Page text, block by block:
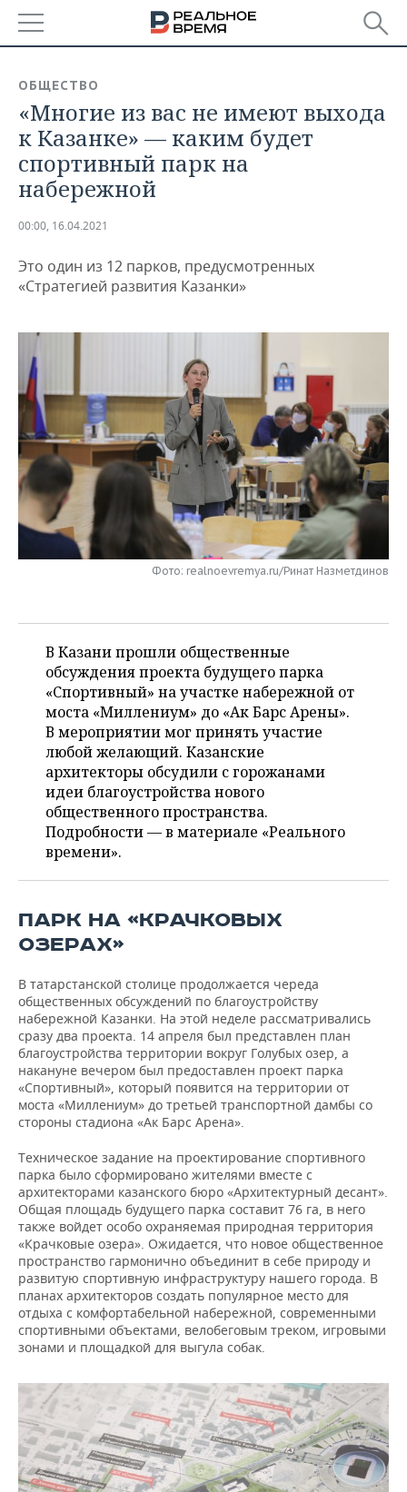
БАШКОРТОСТАН
ТАТАРСТАН
УДМУРТИЯ
НОВОСТИ
АНАЛИТИКА
НОВОСТИ АНАЛИТИКИ
ДЕКЛАРАЦИИ О ДОХОДАХ
КОРОЛИ ГОСЗАКАЗА ПФО
КОМУ ПРИНАДЛЕЖАТ
ТОРГОВЫЕ ЦЕНТРЫ
ТАТАРСТАНА
ЭКОНОМИКА
НОВОСТИ ЭКОНОМИКИ
ФИНАНСЫ
БЮДЖЕТ
ИНВЕСТИЦИИ
ПРОМЫШЛЕННОСТЬ
НОВОСТИ
ПРОМЫШЛЕННОСТИ
АГРОПРОМ
МАШИНОСТРОЕНИЕ
НЕФТЕХИМИЯ
НЕФТЬ
ОПК
ЭНЕРГЕТИКА
НЕДВИЖИМОСТЬ
НОВОСТИ АВТО
БИЗНЕС
НОВОСТИ БИЗНЕСА
РОЗНИЧНАЯ ТОРГОВЛЯ
ТРАНСПОРТ
УСЛУГИ
ТЕХНОЛОГИИ
НОВОСТИ ТЕХНОЛОГИЙ
IT
МЕДИА
ТЕЛЕКОММУНИКАЦИИ
МЕРОПРИЯТИЯ
НОВОСТИ МЕРОПРИЯТИЙ
ВЫЕЗДНАЯ РЕДАКЦИЯ
ОТКРЫТАЯ ЛЕКЦИЯ
СПОРТ
НОВОСТИ СПОРТА
БАСКЕТБОЛ
ВОЛЕЙБОЛ
КИБЕРСПОРТ
ФИГУРНОЕ КАТАНИЕ
ВОДНЫЕ ВИДЫ СПОРТА
ХОККЕЙ С МЯЧОМ
ОБЩЕСТВО
НОВОСТИ ОБЩЕСТВА
ИНФРАСТРУКТУРА
ИСТОРИЯ
КУЛЬТУРА
МЕДИЦИНА
ОБРАЗОВАНИЕ
ПРОИСШЕСТВИЯ
СПРАВОЧНИК
СПИСОК ПЕРСОН
СПИСОК КОМПАНИЙ
ПОЛНАЯ ВЕРСИЯ
ОБЩЕСТВО
«Многие из вас не имеют выхода
к Казанке» — каким будет
спортивный парк на
набережной
00:00, 16.04.2021
Это один из 12 парков, предусмотренных
«Стратегией развития Казанки»
Фото: realnoevremya.ru/Ринат Назметдинов
В Казани прошли общественные
обсуждения проекта будущего парка
«Спортивный» на участке набережной от
моста «Миллениум» до «Ак Барс Арены».
В мероприятии мог принять участие
любой желающий. Казанские
архитекторы обсудили с горожанами
идеи благоустройства нового
общественного пространства.
Подробности — в материале «Реального
времени».
ПАРК НА «КРАЧКОВЫХ
ОЗЕРАХ»
В татарстанской столице продолжается череда
общественных обсуждений по благоустройству
набережной Казанки. На этой неделе рассматривались
сразу два проекта. 14 апреля был представлен план
благоустройства территории вокруг Голубых озер, а
накануне вечером был предоставлен проект парка
«Спортивный», который появится на территории от
моста «Миллениум» до третьей транспортной дамбы со
стороны стадиона «Ак Барс Арена».
Техническое задание на проектирование спортивного
парка было сформировано жителями вместе с
архитекторами казанского бюро «Архитектурный десант».
Общая площадь будущего парка составит 76 га, в него
также войдет особо охраняемая природная территория
«Крачковые озера». Ожидается, что новое общественное
пространство гармонично объединит в себе природу и
развитую спортивную инфраструктуру нашего города. В
планах архитекторов создать популярное место для
отдыха с комфортабельной набережной, современными
спортивными объектами, велобеговым треком, игровыми
зонами и площадкой для выгула собак.